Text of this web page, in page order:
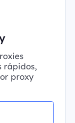
rápidos,
proxy